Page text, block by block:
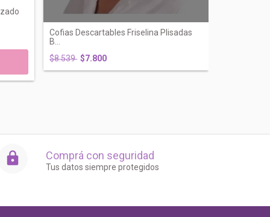
Cofias Descartables Friselina Plisadas
B...
$8.539 $7.800
Comprá con seguridad
Tus datos siempre protegidos